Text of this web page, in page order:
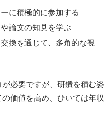
に積極的に参加する
論文の知見を学ぶ
換を通じて、多角的な視
必要ですが、研鑽を積む姿
価値を高め、ひいては年収